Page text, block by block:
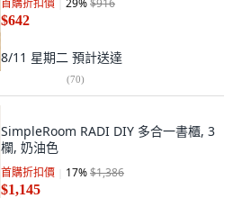
首購折扣價 29%$916
$642
8/11 星期二 預計送達
(70)
SimpleRoom RADI DIY 多合一書櫃, 3
欄, 奶油色
首購折扣價 17%$1,386
$1,145